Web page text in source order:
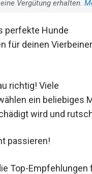
Vergütung erhalten.
perfekte Hunde
für deinen Vierbeiner
richtig! Viele
ein beliebiges
wird und
passieren!
Top-